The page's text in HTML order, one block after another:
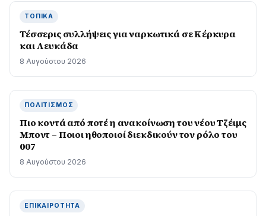
ΤΟΠΙΚΆ
Τέσσερις συλλήψεις για ναρκωτικά σε Κέρκυρα
και Λευκάδα
8 Αυγούστου 2026
ΠΟΛΙΤΙΣΜΌΣ
Πιο κοντά από ποτέ η ανακοίνωση του νέου Τζέιμς
Μποντ – Ποιοι ηθοποιοί διεκδικούν τον ρόλο του
007
8 Αυγούστου 2026
ΕΠΙΚΑΙΡΌΤΗΤΑ